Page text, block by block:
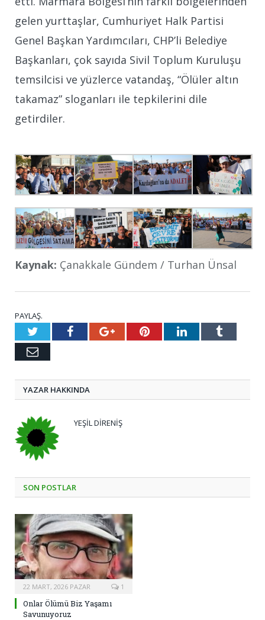
gelen yurttaşlar, Cumhuriyet Halk Partisi
Genel Başkan Yardımcıları, CHP’li Belediye
Başkanları, çok sayıda Sivil Toplum Kuruluşu
temsilcisi ve yüzlerce vatandaş, “Ölüler altın
takamaz” sloganları ile tepkilerini dile
getirdiler.
Kaynak: Çanakkale Gündem / Turhan Ünsal
PAYLAŞ.
TwitterFacebookGoogle+PinterestLinkedInTumblr
E-
YAZAR HAKKINDA
YEŞIL DIRENIŞ
SON POSTLAR
22 MART, 2026 PAZAR 1
Onlar Ölümü Biz Yaşamı
Savunuyoruz